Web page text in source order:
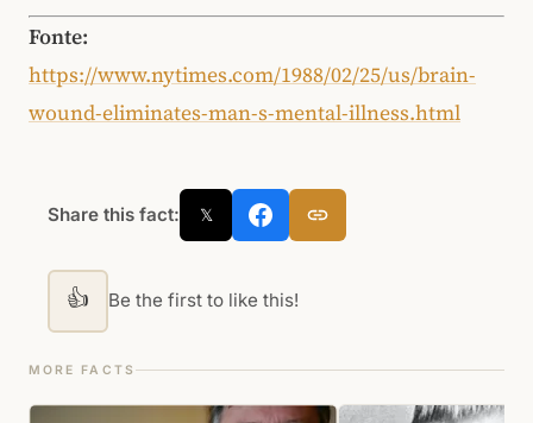
Fonte:
https://www.nytimes.com/1988/02/25/us/brain-
wound-eliminates-man-s-mental-illness.html
Share this fact: 𝕏
👍 Be the first to like this!
MORE FACTS